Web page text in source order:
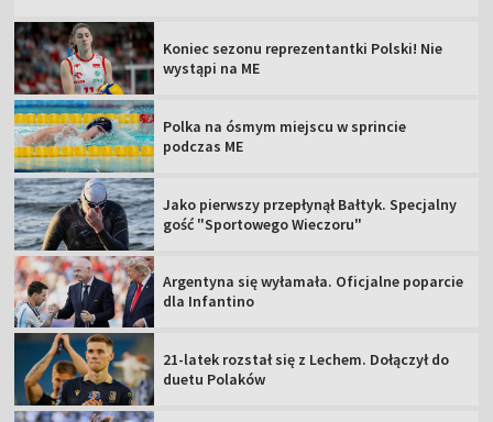
Koniec sezonu reprezentantki Polski! Nie
wystąpi na ME
Polka na ósmym miejscu w sprincie
podczas ME
Jako pierwszy przepłynął Bałtyk. Specjalny
gość "Sportowego Wieczoru"
Argentyna się wyłamała. Oficjalne poparcie
dla Infantino
21-latek rozstał się z Lechem. Dołączył do
duetu Polaków